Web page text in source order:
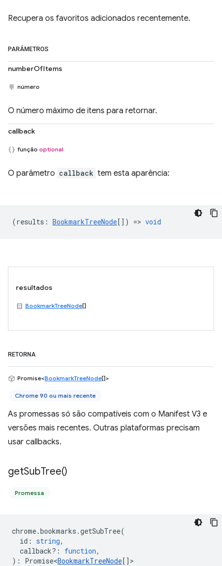
Recupera os favoritos adicionados recentemente.
PARÂMETROS
numberOfItems
número
O número máximo de itens para retornar.
callback
função optional
O parâmetro callback tem esta aparência:
(results : BookmarkTreeNode[]) => void
resultados
BookmarkTreeNode[]
RETORNA
Promise<BookmarkTreeNode[]>
Chrome 90 ou mais recente
As promessas só são compatíveis com o Manifest V3 e
versões mais recentes. Outras plataformas precisam
usar callbacks.
getSubTree()
Promessa
chrome.bookmarks .getSubTree(
id : string,
callback? : function,
) : Promise<BookmarkTreeNode[] >